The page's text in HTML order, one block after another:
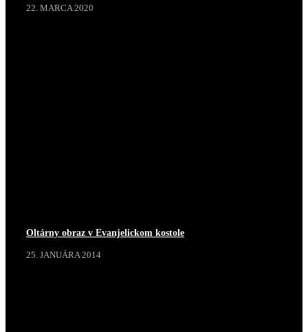
22. MARCA 2020
Oltárny obraz v Evanjelickom kostole
25. JANUÁRA 2014